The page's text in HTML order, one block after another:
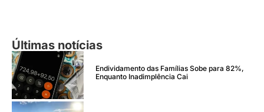
Últimas notícias
Endividamento das Famílias Sobe para 82%,
Enquanto Inadimplência Cai